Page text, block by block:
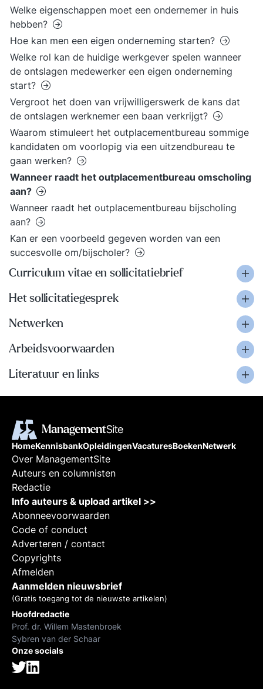
Welke eigenschappen moet een ondernemer in huis
hebben?
Hoe kan men een eigen onderneming starten?
Welke rol kan de huidige werkgever spelen wanneer
de ontslagen medewerker een eigen onderneming
start?
Vergroot het doen van vrijwilligerswerk de kans dat
de ontslagen werknemer een baan verkrijgt?
Waarom stimuleert het outplacementbureau sommige
kandidaten om voorlopig via een uitzendbureau te
gaan werken?
Wanneer raadt het outplacementbureau omscholing
aan?
Wanneer raadt het outplacementbureau bijscholing
aan?
Kan er een voorbeeld gegeven worden van een
succesvolle om/bijscholer?
Curriculum vitae en sollicitatiebrief
Het sollicitatiegesprek
Netwerken
Arbeidsvoorwaarden
Literatuur en links
HomeKennisbankOpleidingenVacaturesBoekenNetwerk
Over ManagementSite
Auteurs en columnisten
Redactie
Info auteurs & upload artikel >>
Abonneevoorwaarden
Code of conduct
Adverteren / contact
Copyrights
Afmelden
Aanmelden nieuwsbrief
(Gratis toegang tot de nieuwste artikelen)
Hoofdredactie
Prof. dr. Willem Mastenbroek
Sybren van der Schaar
Onze socials